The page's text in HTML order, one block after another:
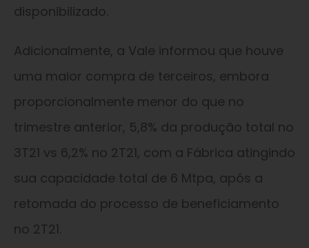
disponibilizado.
Adicionalmente, a Vale informou que houve
uma maior compra de terceiros, embora
proporcionalmente menor do que no
trimestre anterior, 5,8% da produção total no
3T21 vs 6,2% no 2T21, com a Fábrica atingindo
sua capacidade total de 6 Mtpa, após a
retomada do processo de beneficiamento
no 2T21.